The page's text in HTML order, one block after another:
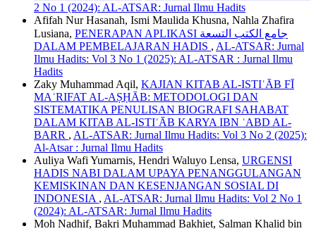
2 No 1 (2024): AL-ATSAR: Jurnal Ilmu Hadits
Afifah Nur Hasanah, Ismi Maulida Khusna, Nahla Zhafira
Lusiana, PENERAPAN APLIKASI جامع الكتب التسعة
DALAM PEMBELAJARAN HADIS , AL-ATSAR: Jurnal
Ilmu Hadits: Vol 3 No 1 (2025): AL-ATSAR : Jurnal Ilmu
Hadits
Zaky Muhammad Aqil, KAJIAN KITAB AL-ISTIʿĀB FĪ
MAʿRIFAT AL-AṢḤĀB: METODOLOGI DAN
SISTEMATIKA PENULISAN BIOGRAFI SAHABAT
DALAM KITAB AL-ISTIʿĀB KARYA IBN ʿABD AL-
BARR , AL-ATSAR: Jurnal Ilmu Hadits: Vol 3 No 2 (2025):
Al-Atsar : Jurnal Ilmu Hadits
Auliya Wafi Yumarnis, Hendri Waluyo Lensa, URGENSI
HADIS NABI DALAM UPAYA PENANGGULANGAN
KEMISKINAN DAN KESENJANGAN SOSIAL DI
INDONESIA , AL-ATSAR: Jurnal Ilmu Hadits: Vol 2 No 1
(2024): AL-ATSAR: Jurnal Ilmu Hadits
Moh Nadhif, Bakri Muhammad Bakhiet, Salman Khalid bin